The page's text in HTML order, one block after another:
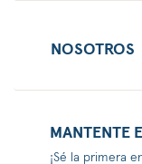
NOSOTROS
MANTENTE
¡Sé la primera